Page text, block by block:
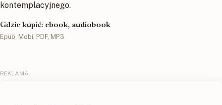
kontemplacyjnego.
Gdzie kupić: ebook, audiobook
Epub, Mobi, PDF, MP3